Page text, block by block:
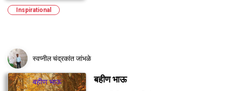
Inspirational
स्वप्नील चंद्रकांत जांभळे
बहीण भाऊ